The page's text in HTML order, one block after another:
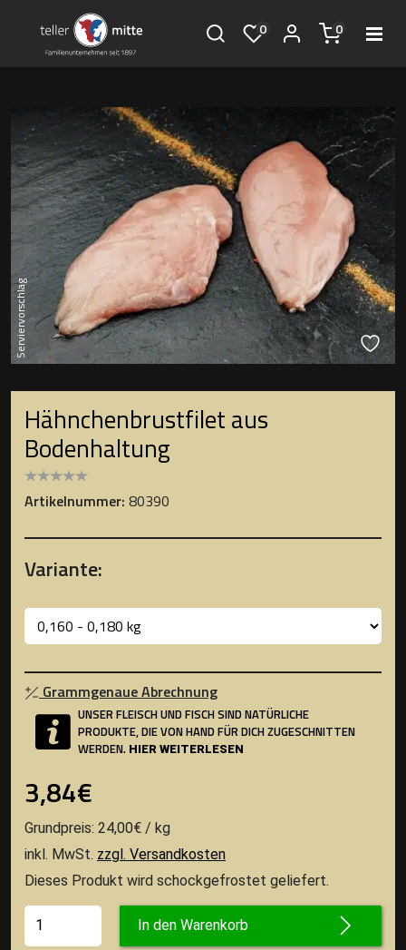
0 0
Serviervorschlag
Hähnchenbrustfilet aus
Bodenhaltung
Artikelnummer: 80390
Variante:
Grammgenaue Abrechnung
UNSER FLEISCH UND FISCH SIND NATÜRLICHE
PRODUKTE, DIE VON HAND FÜR DICH ZUGESCHNITTEN
WERDEN. HIER WEITERLESEN
3,84€
Grundpreis: 24,00€ / kg
inkl. MwSt. zzgl. Versandkosten
Dieses Produkt wird schockgefrostet geliefert.
In den Warenkorb